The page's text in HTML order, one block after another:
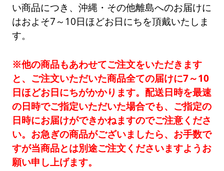
い商品につき、沖縄・その他離島へのお届けに
はおよそ7～10日ほどお日にちを頂戴いたしま
す。
※他の商品もあわせてご注文をいただきます
と、ご注文いただいた商品全ての届けに7～10
日ほどお日にちがかかります。配送日時を最速
の日時でご指定いただいた場合でも、ご指定の
日時にお届けができかねますのでご注意くださ
い。お急ぎの商品がございましたら、お手数で
すが当商品とは別途ご注文くださいますようお
願い申し上げます。